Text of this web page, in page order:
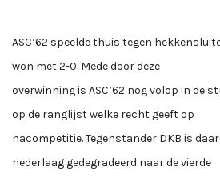
ASC’62 speelde thuis tegen
won met 2-0. Mede door deze
overwinning is ASC’62 nog volop in de
op de ranglijst welke recht geeft op
nacompetitie. Tegenstander DKB is
nederlaag gedegradeerd naar de vierde